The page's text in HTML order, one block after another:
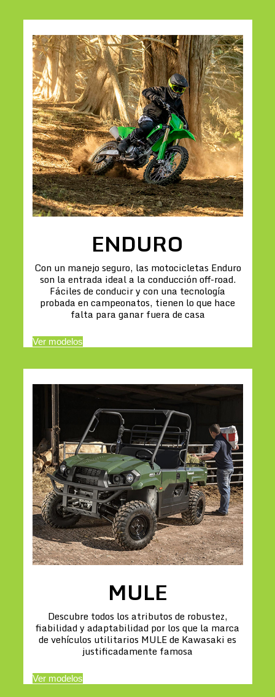
ENDURO
Con un manejo seguro, las motocicletas Enduro
son la entrada ideal a la conducción off-road.
Fáciles de conducir y con una tecnología
probada en campeonatos, tienen lo que hace
falta para ganar fuera de casa
Ver modelos
MULE
Descubre todos los atributos de robustez,
fiabilidad y adaptabilidad por los que la marca
de vehículos utilitarios MULE de Kawasaki es
justificadamente famosa
Ver modelos